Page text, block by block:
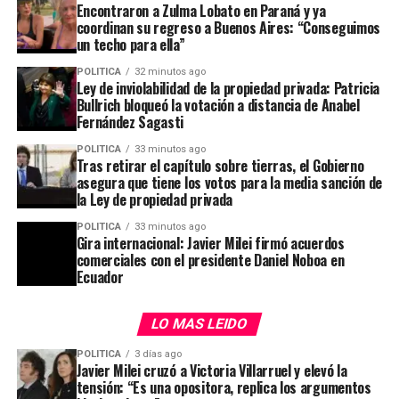
ADVERTISEMENT
Luego de que el oficialismo resolviera eliminar el
capítulo vinculado a laventa de tierras rurales a
capitales extranjeros
Senadodebate este jueves el resto de la
iniciativa.
La exclusión del aspecto más controvertido de la
En Balcarce 50sostienen que la eliminación del
capítulo más conflictivo despejó las principales
objeciones de los aliados. Las fuentes oficiales no
que existe una mayoría favorable para aprobar los
cambios en expropiaciones, desalojos, manejo del fuego
y registros inmobiliarios.
Encontraron a Zulma Lobato en Paraná y ya
coordinan su regreso a Buenos Aires: “Conseguimos
un techo para ella”
POLITICA 32 minutos ago
Ley de inviolabilidad de la propiedad privada: Patricia
Bullrich bloqueó la votación a distancia de Anabel
Fernández Sagasti
POLITICA 33 minutos ago
Tras retirar el capítulo sobre tierras, el Gobierno
asegura que tiene los votos para la media sanción de
la Ley de propiedad privada
POLITICA 33 minutos ago
Gira internacional: Javier Milei firmó acuerdos
comerciales con el presidente Daniel Noboa en
Ecuador
LO MAS LEIDO
POLITICA 3 días ago
Javier Milei cruzó a Victoria Villarruel y elevó la
tensión: “Es una opositora, replica los argumentos